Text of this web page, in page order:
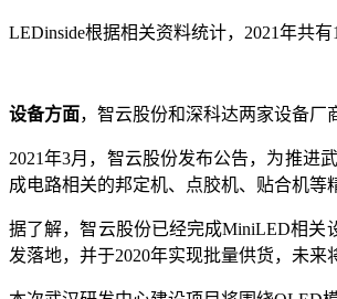
LEDinside根据相关资料统计，2021年共
设备方面，智云股份和深科达两家设备厂
2021年3月，智云股份发布公告，为推进
成电路相关的邦定机、点胶机、贴合机等
据了解，智云股份已经完成MiniLED相关
发落地，并于2020年实现批量供货，未来